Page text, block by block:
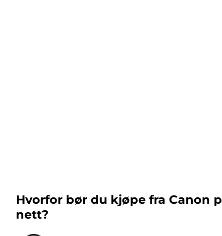
Hvorfor bør du kjøpe fra Canon
nett?